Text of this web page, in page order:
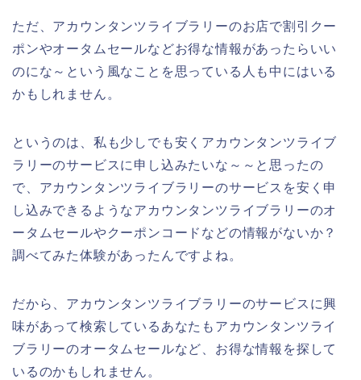
ただ、アカウンタンツライブラリーのお店で割引クー
ポンやオータムセールなどお得な情報があったらいい
のにな～という風なことを思っている人も中にはいる
かもしれません。
というのは、私も少しでも安くアカウンタンツライブ
ラリーのサービスに申し込みたいな～～と思ったの
で、アカウンタンツライブラリーのサービスを安く申
し込みできるようなアカウンタンツライブラリーのオ
ータムセールやクーポンコードなどの情報がないか？
調べてみた体験があったんですよね。
だから、アカウンタンツライブラリーのサービスに興
味があって検索しているあなたもアカウンタンツライ
ブラリーのオータムセールなど、お得な情報を探して
いるのかもしれません。